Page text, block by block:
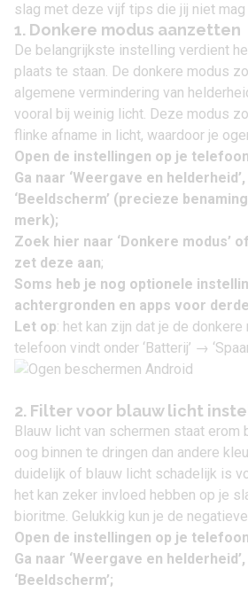
slag met deze vijf tips die jij niet
1. Donkere modus aanzetten
De belangrijkste instelling verdient
plaats te staan. De donkere modus
algemene vermindering van
vooral bij weinig licht. Deze modus
flinke afname in licht, waardoor je
Open de instellingen op je
Ga naar ‘Weergave en helderheid’,
‘Beeldscherm’ (precieze
merk);
Zoek hier naar ‘Donkere modus’
zet deze aan;
Soms heb je nog optionele
achtergronden en apps voor
Let op: het kan zijn dat je de
telefoon vindt onder ‘Batterij’ →
2. Filter voor blauw licht
Blauw licht van schermen staat erom
oog binnen te dringen dan andere
duidelijk of blauw licht schadelijk is
het kan zeker invloed hebben op je
bioritme. Gelukkig kun je de
Open de instellingen op je
Ga naar ‘Weergave en helderheid’,
‘Beeldscherm’;